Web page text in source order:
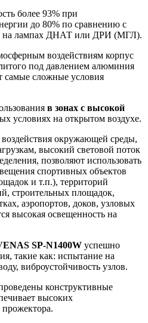
более 93% при
до 80% по сравнению с
на лампах ДНАТ или ДРИ (МГЛ).
воздействиям корпус
под давлением алюминия
самые сложные условия
в зонах с высокой
условиях на открытом воздухе.
окружающей среды,
высокий световой поток
позволяют использовать
спортивных объектов
и т.п.), территорий
строительных площадок,
аэропортов, доков, узловых
высокая освещенность на
SP-N1400W успешно
такие как: испытание на
виброустойчивость узлов.
конструктивные
высоких
прожектора.